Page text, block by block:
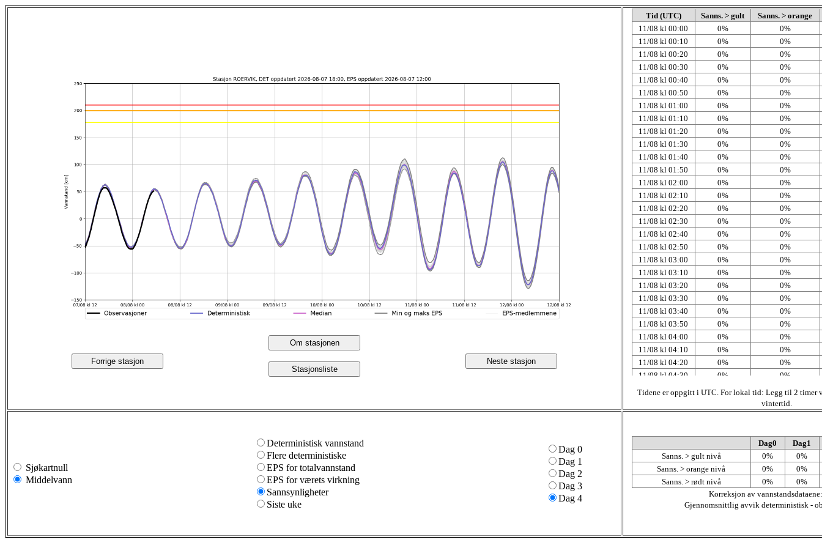
Forrige stasjon
Om stasjonen
Stasjonsliste
Neste stasjon
Tid (UTC) Sanns. > gult
Sanns. > orange
11/08 kl 00:00
0%
0%
11/08 kl 00:10
0%
0%
11/08 kl 00:20
0%
0%
11/08 kl 00:30
0%
0%
11/08 kl 00:40
0%
0%
11/08 kl 00:50
0%
0%
11/08 kl 01:00
0%
0%
11/08 kl 01:10
0%
0%
11/08 kl 01:20
0%
0%
11/08 kl 01:30
0%
0%
11/08 kl 01:40
0%
0%
11/08 kl 01:50
0%
0%
11/08 kl 02:00
0%
0%
11/08 kl 02:10
0%
0%
11/08 kl 02:20
0%
0%
11/08 kl 02:30
0%
0%
11/08 kl 02:40
0%
0%
11/08 kl 02:50
0%
0%
11/08 kl 03:00
0%
0%
11/08 kl 03:10
0%
0%
11/08 kl 03:20
0%
0%
11/08 kl 03:30
0%
0%
11/08 kl 03:40
0%
0%
11/08 kl 03:50
0%
0%
11/08 kl 04:00
0%
0%
11/08 kl 04:10
0%
0%
11/08 kl 04:20
0%
0%
11/08 kl 04:30
0%
0%
11/08 kl 04:40
0%
0%
0%
11/08 kl 05:00
0%
0%
11/08 kl 05:20
0%
0%
11/08 kl 05:30
0%
0%
11/08 kl 05:40
0%
0%
11/08 kl 05:50
0%
0%
11/08 kl 06:00
0%
0%
11/08 kl 06:10
0%
0%
Tidene er oppgitt i UTC. For lokal tid: Legg til 2 timer
vintertid.
Sjøkartnull
Middelvann
Deterministisk vannstand
Flere deterministiske
EPS for totalvannstand
EPS for værets virkning
Sannsynligheter
Siste uke
Dag 0
Dag 1
Dag 2
Dag 3
Dag 4
Dag0
Dag1
Sanns. > gult nivå
0%
0%
Sanns. > orange nivå
0%
0%
Sanns. > rødt nivå
0%
0%
Korreksjon av
Gjennomsnittlig avvik deterministisk -